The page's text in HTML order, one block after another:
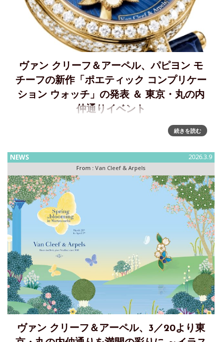
ヴァン クリーフ＆アーペル、パピヨン モ
チーフの新作「ポエティック コンプリケー
ション ウォッチ」の発表 ＆ 東京・丸の内
仲通りイベント
ヴァン クリーフ＆アーペル、ラッキー スプリング コレクシ
ョンに、パピヨン モチーフの新作を発表今年、ヴァン クリー
ンを用い、パピヨン モチーフを表現した数々の新作ジュエリ
ーを発表したが
続きを読む
NEWS 2026.3.9
From : Van Cleef & Arpels
ヴァン クリーフ＆アーペル、3／20より東